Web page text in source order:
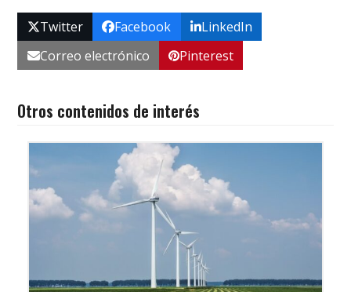
Twitter Facebook
LinkedIn
Correo electrónico
Pinterest
Otros contenidos de interés